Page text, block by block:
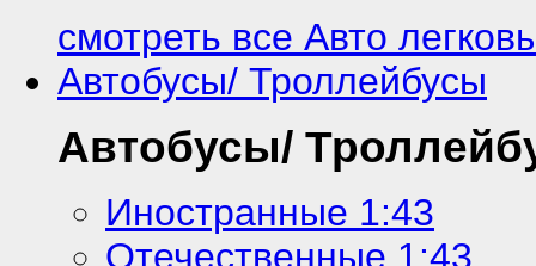
смотреть все Авто
Автобусы/ Троллейбусы
Автобусы/
Иностранные 1:43
Отечественные 1:43